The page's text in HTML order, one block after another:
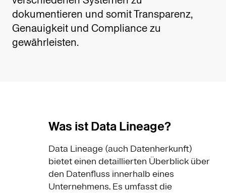
dokumentieren und somit Transparenz,
Genauigkeit und Compliance zu
gewährleisten.
Was ist Data Lineage?
Data Lineage (auch Datenherkunft)
bietet einen detaillierten Überblick über
den Datenfluss innerhalb eines
Unternehmens. Es umfasst die